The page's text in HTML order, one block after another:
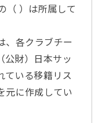
（ ）は所属して
、各クラブチー
公財）日本サッ
ている移籍リス
元に作成してい